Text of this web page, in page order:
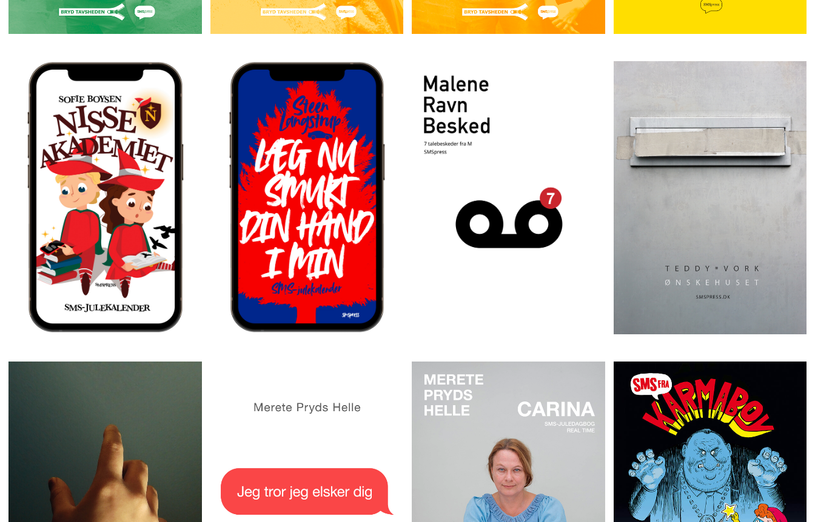
Nisse-Akademiet
Sofie Boysen
*SMS-JULEKALENDEREN ER SLUT* VIL DU
HJÆLPE MED AT REDDE NISSE-
AKADEMIET OG VISE DIG VÆRDIG TIL AT
BLIVE EN ÆGTE NISSE? SÅ MELD DIG TIL
ÅRETS SMS-JULEKALENDER, HVOR DU VIL
MODTAGE SMÅ MYSTERIER OG
JULESTEMNING PÅ TELEFONEN, HVER
DAG FREM TIL JUL.
Læg nu smukt din
hånd i min
Steen Langstrup
*SMS-JULEKALENDEREN ER SLUT* DA
THILDE SKRIVER TIL FAMILIEN OP TIL JUL
FOR AT BEDE OM GAVEØNSKER, MØDES
HUN MED AFVISNING OG KULDE. MELD
DIG TIL ÅRETS SMS-JULEKALENDER FOR
VOKSNE, OG FØLG MED HVER DAG I
DECEMBER FREM TIL JUL.
Malene Ravn
I MALENE RAVNS SMS-NOVELLE VIL M
TÆTTERE PÅ DIG. MEN KAN DU
OVERHOVEDET HJÆLPE HENDE, OG HVAD
Ønskehuset
Teddy Vork
DE LOVER FRELSE? VIL DU OFRE DIG SELV?
A. Silvestri
Jeg tror jeg elsker dig CARINA
Merete Pryds Helle
SMS fra Karmaboy
Jacob Riising
*SMS-JULEKALENDEREN ER SLUT*